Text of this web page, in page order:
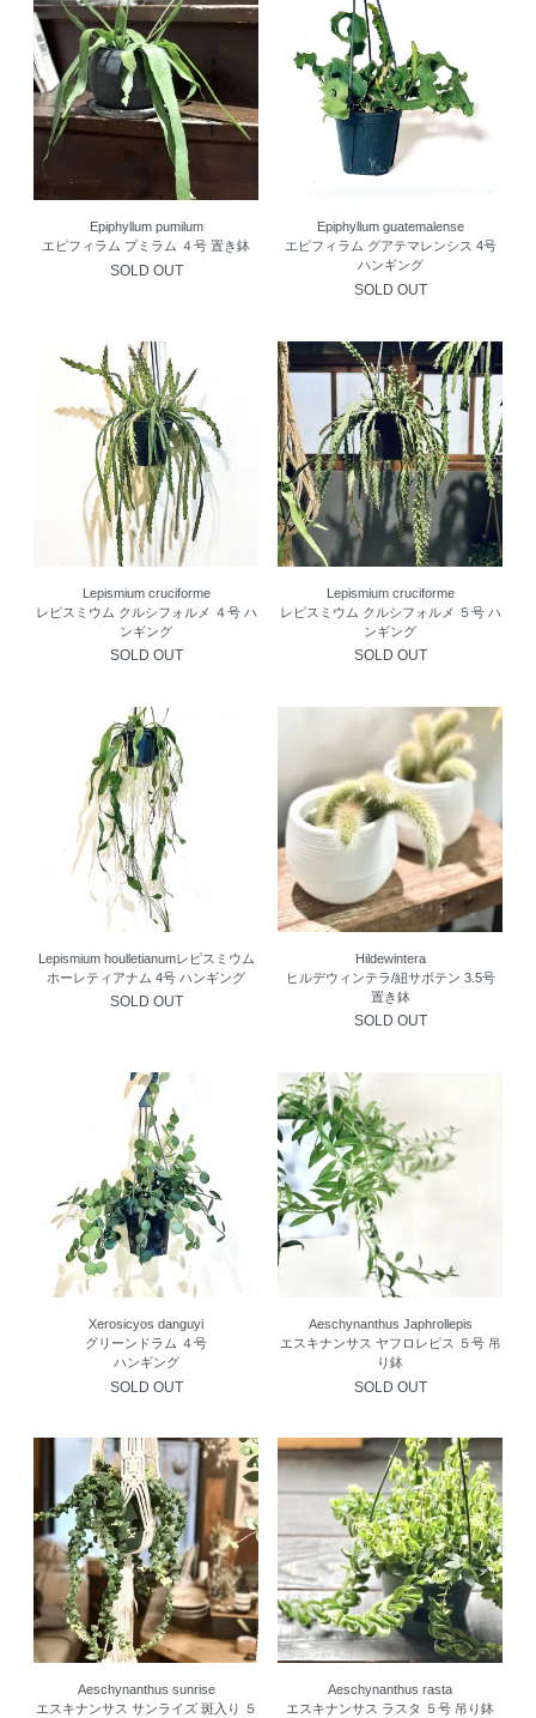
Epiphyllum pumilum
エピフィラム プミラム ４号 置き鉢
SOLD OUT
Epiphyllum guatemalense
エピフィラム グアテマレンシス 4号
ハンギング
SOLD OUT
Lepismium cruciforme
レピスミウム クルシフォルメ ４号 ハ
ンギング
SOLD OUT
Lepismium cruciforme
レピスミウム クルシフォルメ ５号 ハ
ンギング
SOLD OUT
Lepismium houlletianumレピスミウム
ホーレティアナム 4号 ハンギング
SOLD OUT
Hildewintera
ヒルデウィンテラ/紐サボテン 3.5号
置き鉢
SOLD OUT
Xerosicyos danguyi
グリーンドラム ４号
ハンギング
SOLD OUT
Aeschynanthus Japhrollepis
エスキナンサス ヤフロレピス ５号 吊
り鉢
SOLD OUT
Aeschynanthus sunrise
エスキナンサス サンライズ 斑入り ５
Aeschynanthus rasta
エスキナンサス ラスタ ５号 吊り鉢